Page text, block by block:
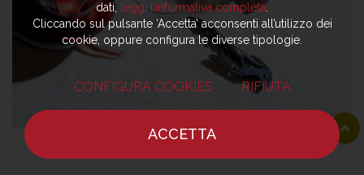
dati,
leggi l’informativa completa.
Cliccando sul pulsante ‘Accetta’ acconsenti all’utilizzo dei
cookie, oppure configura le diverse tipologie.
CONFIGURA COOKIES RIFIUTA
ACCETTA